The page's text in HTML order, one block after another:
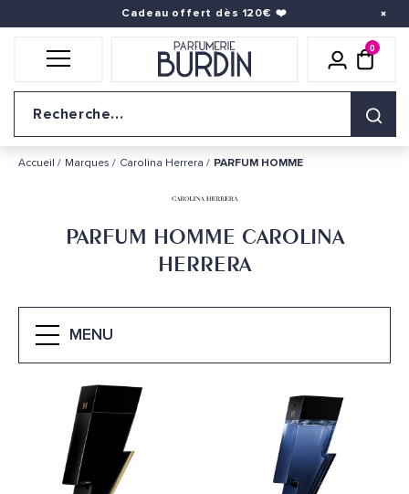
Accueil Marques Carolina Herrera PARFUM HOMME
PARFUM HOMME CAROLINA
HERRERA
MENU
Cadeau offert dès 120€ ❤️
Icône
0